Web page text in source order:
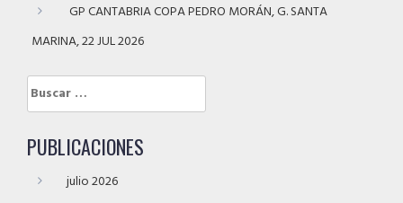
GP CANTABRIA COPA PEDRO MORÁN, G. SANTA
MARINA, 22 JUL 2026
Buscar:
PUBLICACIONES
julio 2026